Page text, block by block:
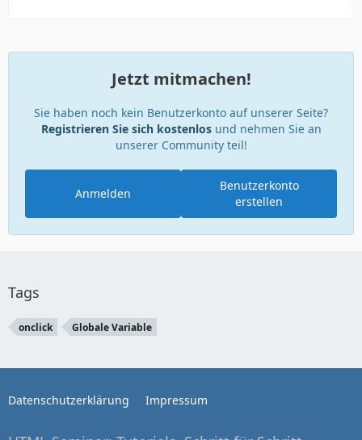
Jetzt mitmachen!
Sie haben noch kein Benutzerkonto auf unserer Seite?
Registrieren Sie sich kostenlosund nehmen Sie an
unserer Community teil!
Benutzerkonto
erstellen
Anmelden
Tags
onclick Globale Variable
Datenschutzerklärung Impressum